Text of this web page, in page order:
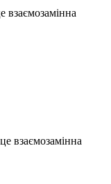
взаємозамінна